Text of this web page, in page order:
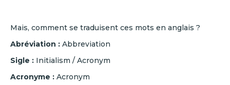
Mais, comment se traduisent ces mots en anglais ?
Abréviation : Abbreviation
Sigle : Initialism / Acronym
Acronyme : Acronym